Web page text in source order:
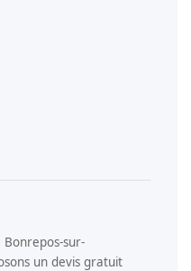
sur-
un devis gratuit